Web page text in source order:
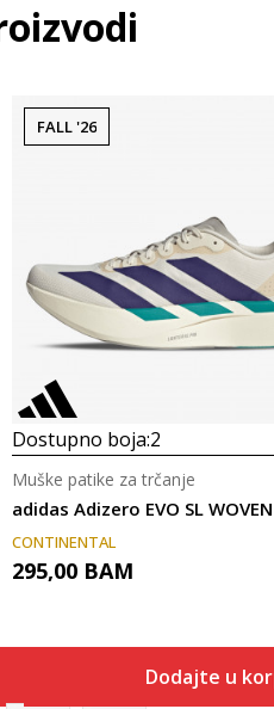
FALL '26
Dostupno boja:2
adidas Adizero EVO SL
Muške patike za trčanje
CONTINENTAL
295,00 BAM
Dodajte u